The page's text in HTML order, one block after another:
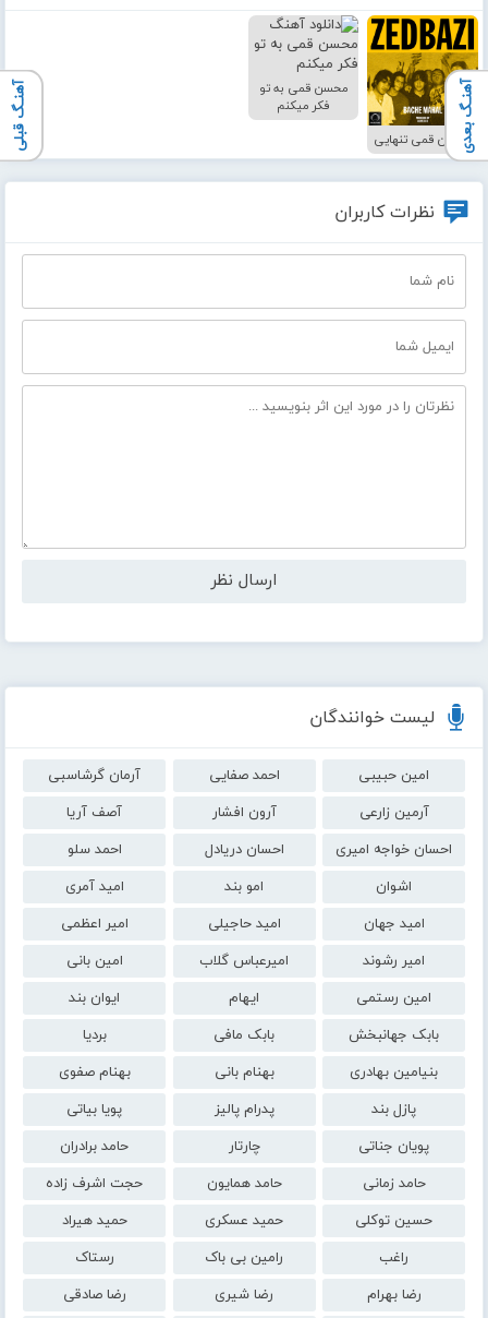
لیست خوانندگان
امین حبیبی احمد صفایی
آرمان گرشاسبی
آرمین زارعی
آرون افشار
آصف آریا
احسان خواجه امیری
احسان دریادل
احمد سلو
اشوان
امو بند
امید آمری
امید جهان
امید حاجیلی
امیر اعظمی
امیر رشوند
امیرعباس گلاب
امین بانی
امین رستمی
ایهام
ایوان بند
بابک جهانبخش
بابک مافی
بردیا
بنیامین بهادری
بهنام بانی
بهنام صفوی
پازل بند
پدرام پالیز
پویا بیاتی
پویان جناتی
چارتار
حامد برادران
حامد زمانی
حامد همایون
حجت اشرف زاده
حسین توکلی
حمید عسکری
حمید هیراد
راغب
رامین بی باک
رستاک
رضا بهرام
رضا شیری
رضا صادقی
آهنـگ بعدی آهنـگ قبلی محسن قمی تنهایی
محسن قمی به تو
فکر میکنم
نظرات کاربران